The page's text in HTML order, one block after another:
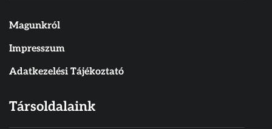
Magunkról
Impresszum
Adatkezelési Tájékoztató
Társoldalaink